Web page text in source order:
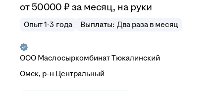
от50 000 ₽ за месяц, на руки
Опыт 1-3 года Выплаты: Два раза в месяц
ООО Маслосыркомбинат Тюкалинский
Омск, р-н Центральный